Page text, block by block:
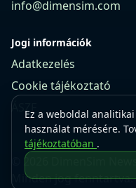
Ez a weboldal
használat mérésére.
tájékoztatóban .
info@dimensim.com
Jogi információk
Adatkezelés
Cookie tájékoztató
ÁSZF
© 2026 DimenSim
Minden jog fenntartva.